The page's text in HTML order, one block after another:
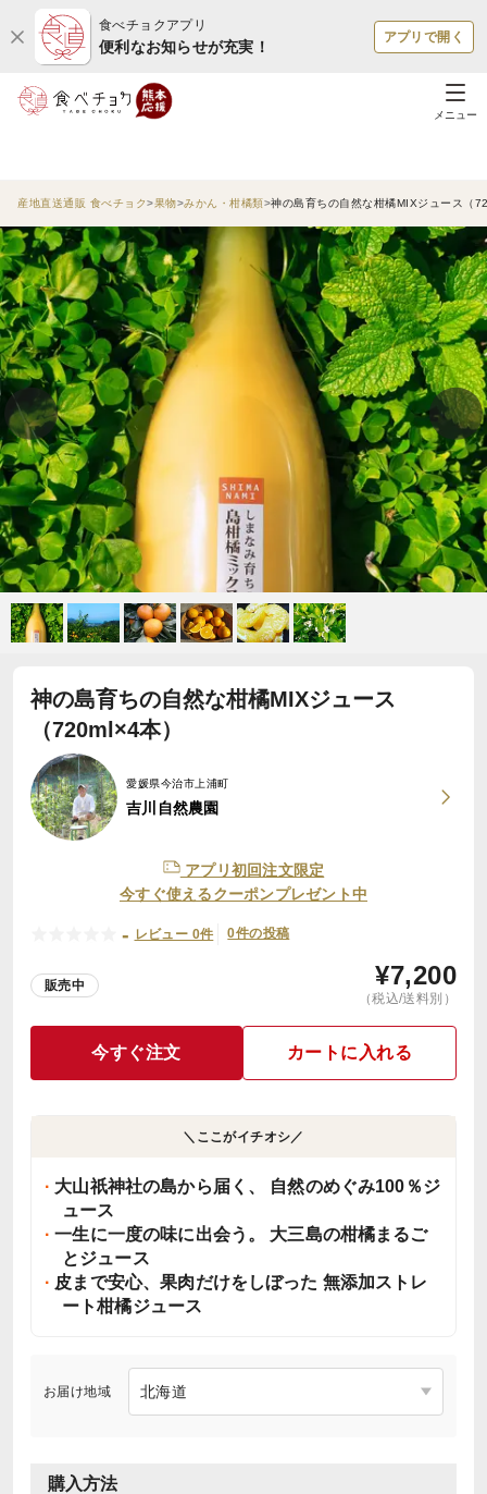
食べチョクアプリ
便利なお知らせが充実！
アプリで開く
メニュー
産地直送通販 食べチョク 果物 みかん・柑橘類 神の島育ちの自然な柑橘MIXジュース（
神の島育ちの自然な柑橘MIXジュース
（720ml×4本）
愛媛県今治市上浦町
吉川自然農園
アプリ初回注文限定
今すぐ使えるクーポンプレゼント中
- レビュー 0件 0件の投稿
販売中 ¥7,200
（税込/送料別）
今すぐ注文 カートに入れる
＼ここがイチオシ／
大山祇神社の島から届く、 自然のめぐみ100％ジ
ュース
一生に一度の味に出会う。 大三島の柑橘まるご
とジュース
皮まで安心、果肉だけをしぼった 無添加ストレ
ート柑橘ジュース
お届け地域
購入方法